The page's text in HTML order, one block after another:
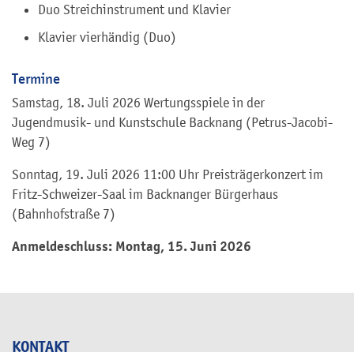
KONTAKT
Duo Streichinstrument und Klavier
Klavier vierhändig (Duo)
Termine
Samstag, 18. Juli 2026 Wertungsspiele in der
Jugendmusik- und Kunstschule Backnang (Petrus-Jacobi-
Weg 7)
Sonntag, 19. Juli 2026 11:00 Uhr Preisträgerkonzert im
Fritz-Schweizer-Saal im Backnanger Bürgerhaus
(Bahnhofstraße 7)
Anmeldeschluss: Montag, 15. Juni 2026